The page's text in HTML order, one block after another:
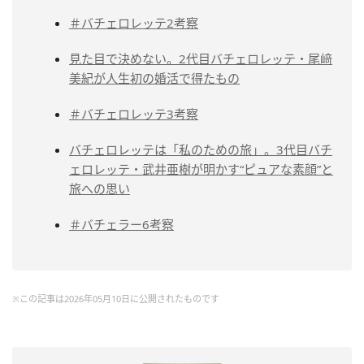
＃バチェロレッテ2考察
見た目で決めない。2代目バチェロレッテ・尾﨑
美紀が人生初の婚活で得たもの
＃バチェロレッテ3考察
バチェロレッテは「私のための旅」。3代目バチ
ェロレッテ・武井亜樹が明かす“ピュアな素顔”と
旅への思い
＃バチェラー6考察
※この記事は2026年05月10日に公開されたものです